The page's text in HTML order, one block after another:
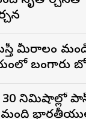
మీరాలం
బంగారు
30 నిమిషాల్లో
మంది